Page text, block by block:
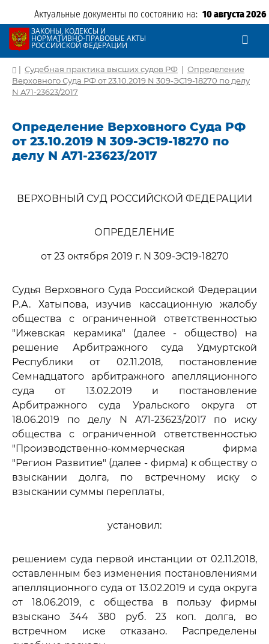
Актуальные документы по состоянию на: 10 августа 2026
ЗАКОНЫ, КОДЕКСЫ И
НОРМАТИВНО-ПРАВОВЫЕ АКТЫ
РОССИЙСКОЙ ФЕДЕРАЦИИ
| Судебная практика высших судов РФ | Определение
Верховного Суда РФ от 23.10.2019 N 309-ЭС19-18270 по делу
N А71-23623/2017
Определение Верховного Суда РФ
от 23.10.2019 N 309-ЭС19-18270 по
делу N А71-23623/2017
ВЕРХОВНЫЙ СУД РОССИЙСКОЙ ФЕДЕРАЦИИ
ОПРЕДЕЛЕНИЕ
от 23 октября 2019 г. N 309-ЭС19-18270
Судья Верховного Суда Российской Федерации
Р.А. Хатыпова, изучив кассационную жалобу
общества с ограниченной ответственностью
"Ижевская керамика" (далее - общество) на
решение Арбитражного суда Удмуртской
Республики от 02.11.2018, постановление
Семнадцатого арбитражного апелляционного
суда от 13.02.2019 и постановление
Арбитражного суда Уральского округа от
18.06.2019 по делу N А71-23623/2017 по иску
общества с ограниченной ответственностью
"Производственно-коммерческая фирма
"Регион Развитие" (далее - фирма) к обществу о
взыскании долга, по встречному иску о
взыскании суммы переплаты,
установил:
решением суда первой инстанции от 02.11.2018,
оставленным без изменения постановлениями
апелляционного суда от 13.02.2019 и суда округа
от 18.06.2019, с общества в пользу фирмы
взыскано 344 380 руб. 23 коп. долга, во
встречном иске отказано. Распределены